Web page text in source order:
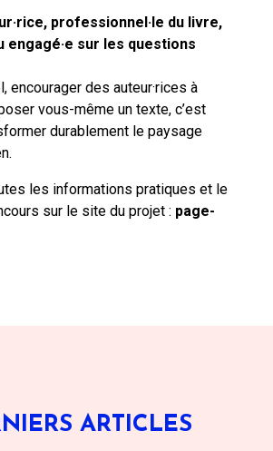
professionnel·le du livre,
engagé·e sur les questions
encourager des auteur·rices à
vous-même un texte, c’est
durablement le paysage
les informations pratiques et le
sur le site du projet : page-
ARTICLES